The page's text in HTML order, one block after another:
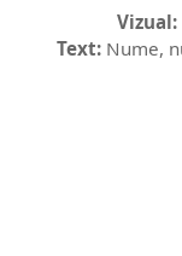
Vizual:
Text:Nume,